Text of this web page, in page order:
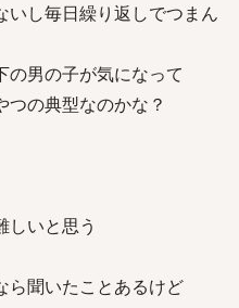
いし毎日繰り返しでつまん
の男の子が気になって
の典型なのかな？
しいと思う
ら聞いたことあるけど